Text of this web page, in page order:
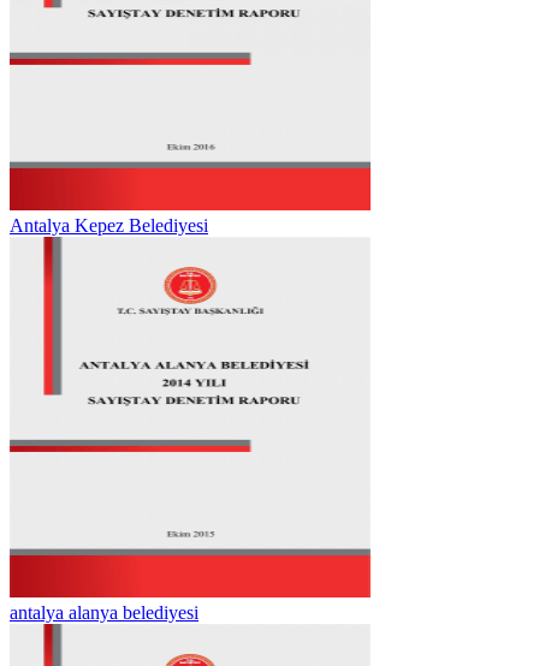
Antalya Kepez Belediyesi
antalya alanya belediyesi